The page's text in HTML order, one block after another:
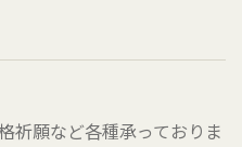
願など各種承っておりま